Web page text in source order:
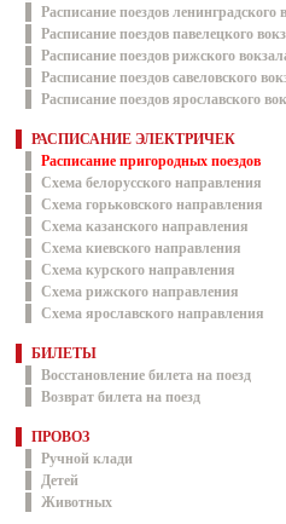
Расписание поездов ленинградского
Расписание поездов павелецкого
Расписание поездов рижского
Расписание поездов савеловского
Расписание поездов ярославского
РАСПИСАНИЕ ЭЛЕКТРИЧЕК
Расписание пригородных поездов
Схема белорусского направления
Схема горьковского направления
Схема казанского направления
Схема киевского направления
Схема курского направления
Схема рижского направления
Схема ярославского направления
БИЛЕТЫ
Восстановление билета на поезд
Возврат билета на поезд
ПРОВОЗ
Ручной клади
Детей
Животных